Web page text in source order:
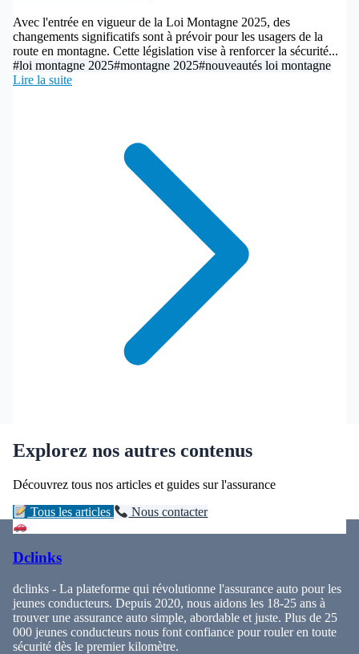
Avec l'entrée en vigueur de la Loi Montagne 2025, des
changements significatifs sont à prévoir pour les usagers de la
route en montagne. Cette législation vise à renforcer la sécurité...
#loi montagne 2025#montagne 2025#nouveautés loi montagne
Lire la suite
Explorez nos autres contenus
Découvrez tous nos articles et guides sur l'assurance
Tous les articles Nous contacter
Dclinks
dclinks - La plateforme qui révolutionne l'assurance auto pour les
jeunes conducteurs. Depuis 2020, nous aidons les 18-25 ans à
trouver une assurance auto simple, abordable et juste. Plus de 25
000 jeunes conducteurs nous font confiance pour rouler en toute
sécurité dès le premier kilomètre.